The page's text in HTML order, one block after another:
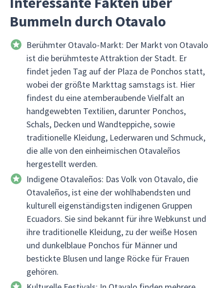
Bummeln durch Otavalo
Berühmter Otavalo-Markt: Der Markt von Otavalo
ist die berühmteste Attraktion der Stadt. Er
findet jeden Tag auf der Plaza de Ponchos statt,
wobei der größte Markttag samstags ist. Hier
findest du eine atemberaubende Vielfalt an
handgewebten Textilien, darunter Ponchos,
Schals, Decken und Wandteppiche, sowie
traditionelle Kleidung, Lederwaren und Schmuck,
die alle von den einheimischen Otavaleños
hergestellt werden.
Indigene Otavaleños: Das Volk von Otavalo, die
Otavaleños, ist eine der wohlhabendsten und
kulturell eigenständigsten indigenen Gruppen
Ecuadors. Sie sind bekannt für ihre Webkunst und
ihre traditionelle Kleidung, zu der weiße Hosen
und dunkelblaue Ponchos für Männer und
bestickte Blusen und lange Röcke für Frauen
gehören.